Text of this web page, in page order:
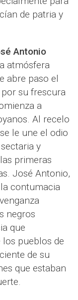
de patria y
Antonio
atmósfera
abre paso el
su frescura
a
Al recelo
le une el odio
y
primeras
José Antonio,
contumacia
negros
que
pueblos de
de su
que estaban